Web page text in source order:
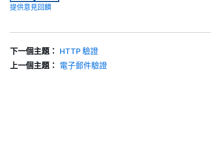
提供意見回饋
下一個主題： HTTP 驗證
上一個主題： 電子郵件驗證